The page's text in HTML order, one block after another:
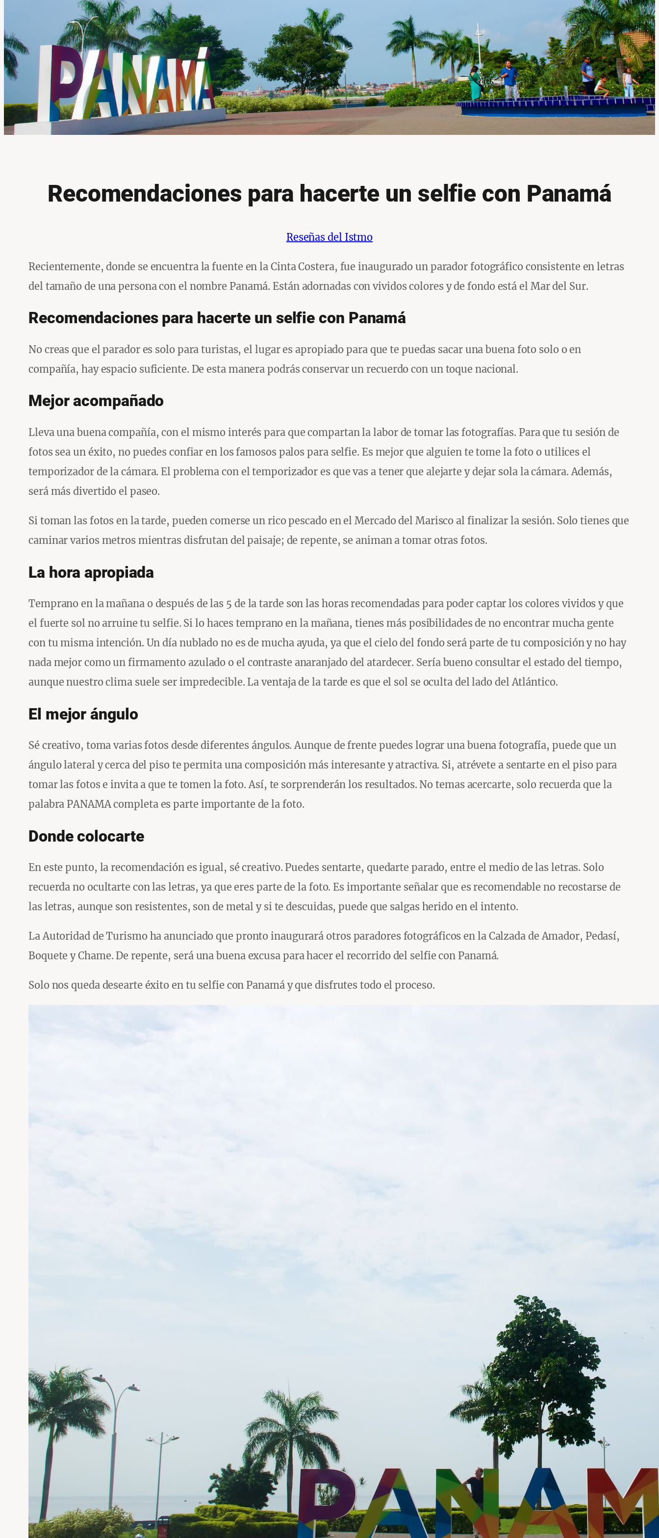
Recomendaciones para hacerte un selfie con Panamá
Reseñas del Istmo
Recientemente, donde se encuentra la fuente en la Cinta Costera, fue inaugurado un parador fotográfico consistente en letras
del tamaño de una persona con el nombre Panamá. Están adornadas con vividos colores y de fondo está el Mar del Sur.
Recomendaciones para hacerte un selfie con Panamá
No creas que el parador es solo para turistas, el lugar es apropiado para que te puedas sacar una buena foto solo o en
compañía, hay espacio suficiente. De esta manera podrás conservar un recuerdo con un toque nacional.
Mejor acompañado
Lleva una buena compañía, con el mismo interés para que compartan la labor de tomar las fotografías. Para que tu sesión de
fotos sea un éxito, no puedes confiar en los famosos palos para selfie. Es mejor que alguien te tome la foto o utilices el
temporizador de la cámara. El problema con el temporizador es que vas a tener que alejarte y dejar sola la cámara. Además,
será más divertido el paseo.
Si toman las fotos en la tarde, pueden comerse un rico pescado en el Mercado del Marisco al finalizar la sesión. Solo tienes que
caminar varios metros mientras disfrutan del paisaje; de repente, se animan a tomar otras fotos.
La hora apropiada
Temprano en la mañana o después de las 5 de la tarde son las horas recomendadas para poder captar los colores vividos y que
el fuerte sol no arruine tu selfie. Si lo haces temprano en la mañana, tienes más posibilidades de no encontrar mucha gente
con tu misma intención. Un día nublado no es de mucha ayuda, ya que el cielo del fondo será parte de tu composición y no hay
nada mejor como un firmamento azulado o el contraste anaranjado del atardecer. Sería bueno consultar el estado del tiempo,
aunque nuestro clima suele ser impredecible. La ventaja de la tarde es que el sol se oculta del lado del Atlántico.
El mejor ángulo
Sé creativo, toma varias fotos desde diferentes ángulos. Aunque de frente puedes lograr una buena fotografía, puede que un
ángulo lateral y cerca del piso te permita una composición más interesante y atractiva. Si, atrévete a sentarte en el piso para
tomar las fotos e invita a que te tomen la foto. Así, te sorprenderán los resultados. No temas acercarte, solo recuerda que la
palabra PANAMA completa es parte importante de la foto.
Donde colocarte
En este punto, la recomendación es igual, sé creativo. Puedes sentarte, quedarte parado, entre el medio de las letras. Solo
recuerda no ocultarte con las letras, ya que eres parte de la foto. Es importante señalar que es recomendable no recostarse de
las letras, aunque son resistentes, son de metal y si te descuidas, puede que salgas herido en el intento.
La Autoridad de Turismo ha anunciado que pronto inaugurará otros paradores fotográficos en la Calzada de Amador, Pedasí,
Boquete y Chame. De repente, será una buena excusa para hacer el recorrido del selfie con Panamá.
Solo nos queda desearte éxito en tu selfie con Panamá y que disfrutes todo el proceso.